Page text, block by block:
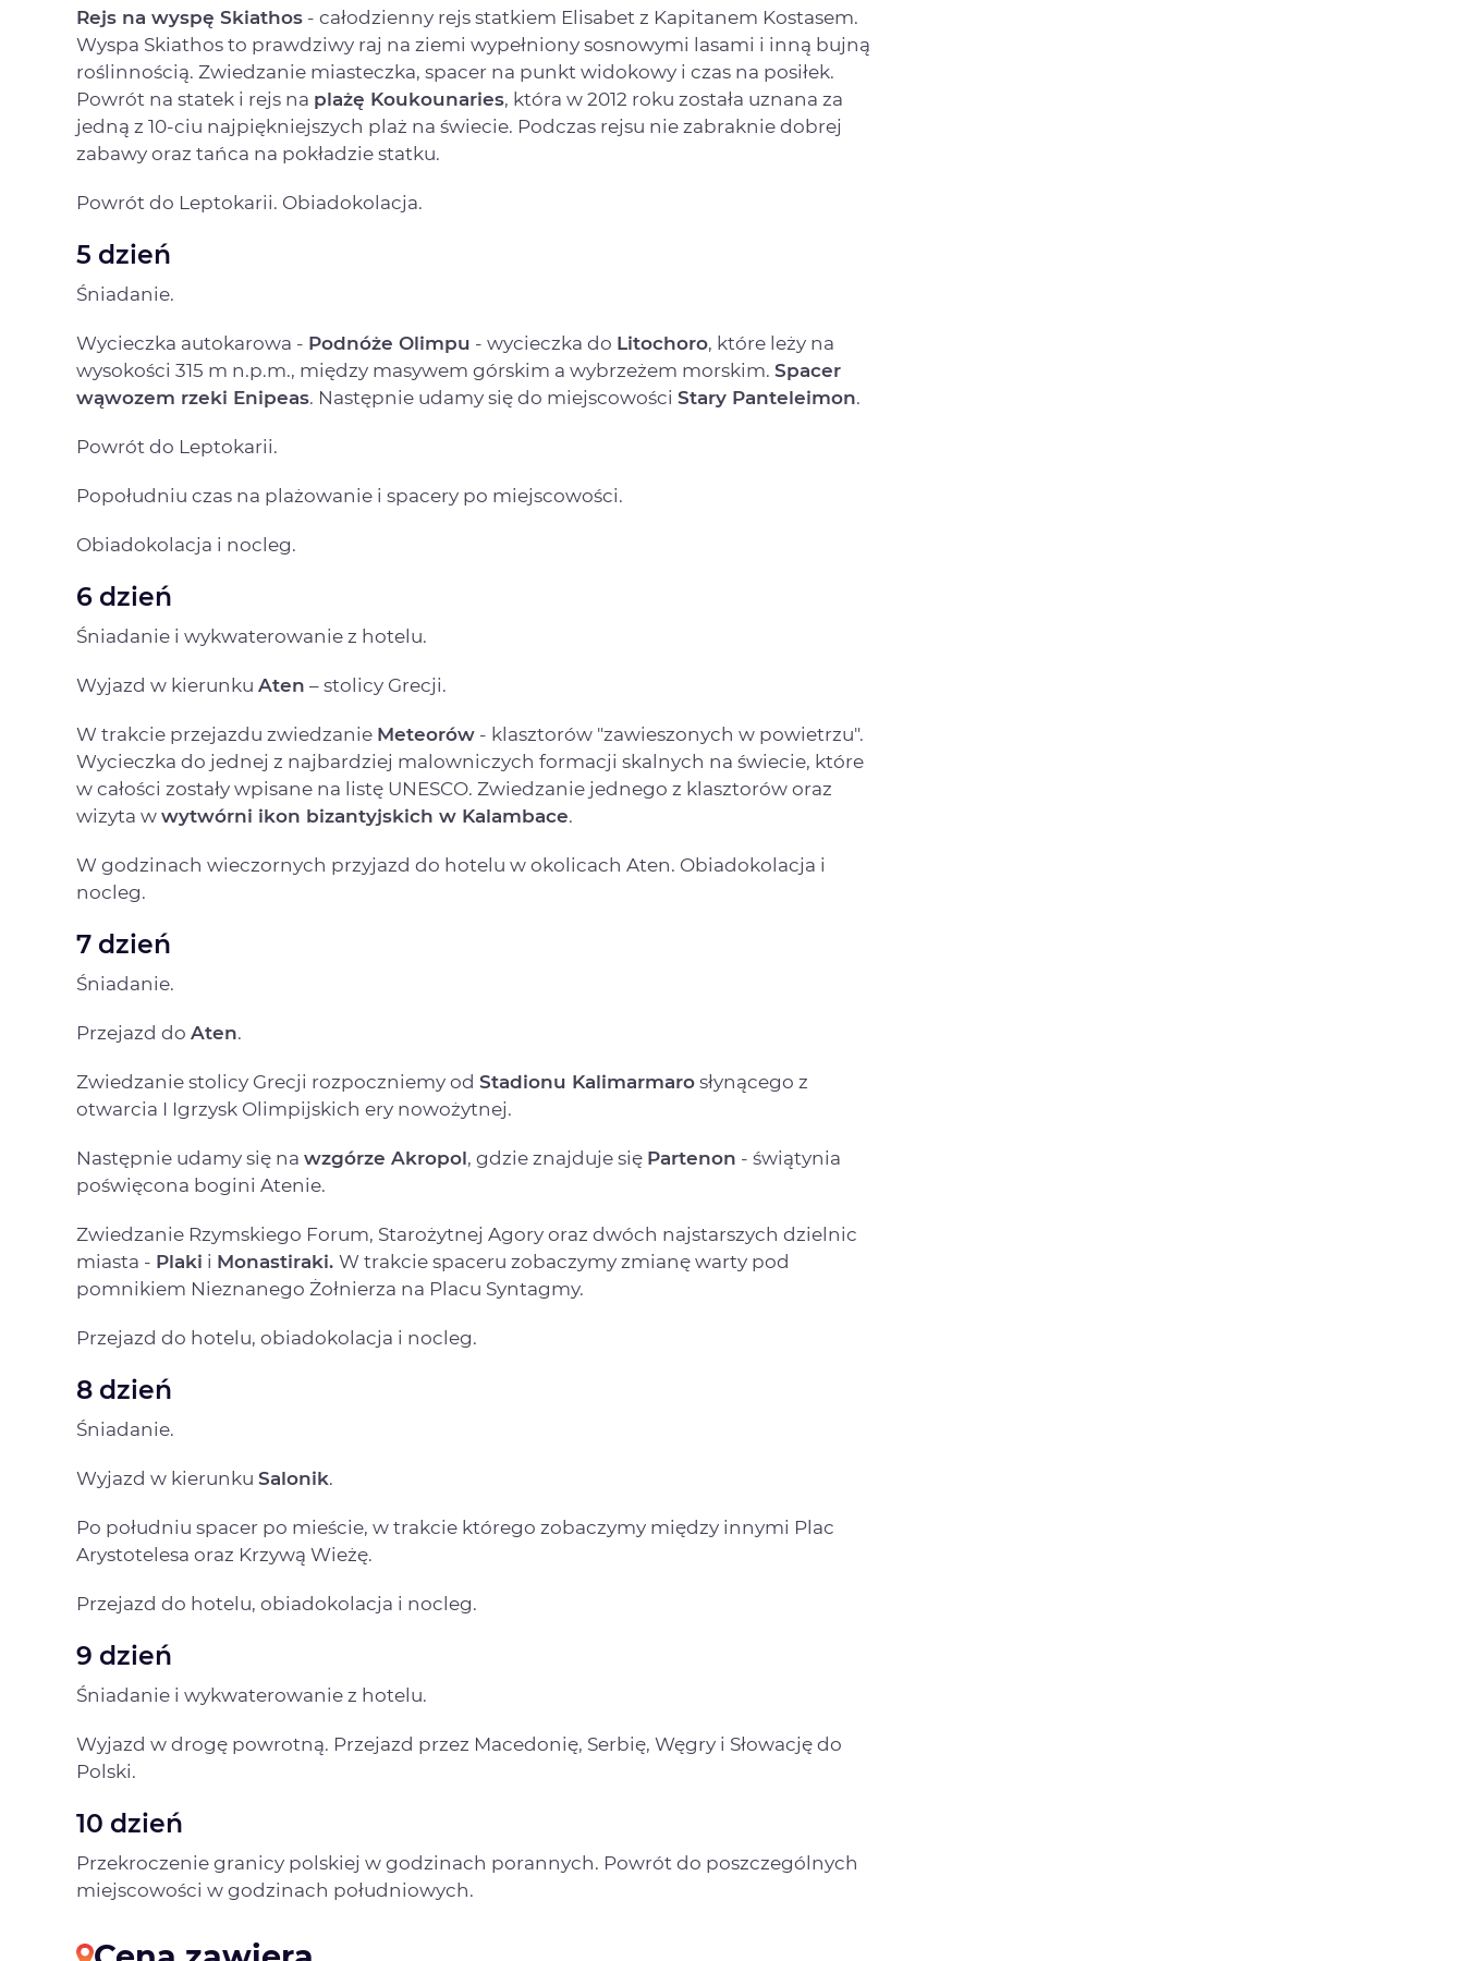
Rejs na wyspę Skiathos - całodzienny rejs statkiem Elisabet z Kapitanem Kostasem.
Wyspa Skiathos to prawdziwy raj na ziemi wypełniony sosnowymi lasami i inną bujną
roślinnością. Zwiedzanie miasteczka, spacer na punkt widokowy i czas na posiłek.
Powrót na statek i rejs na plażę Koukounaries, która w 2012 roku została uznana za
jedną z 10-ciu najpiękniejszych plaż na świecie. Podczas rejsu nie zabraknie dobrej
zabawy oraz tańca na pokładzie statku.
Powrót do Leptokarii. Obiadokolacja.
5 dzień
Śniadanie.
Wycieczka autokarowa - Podnóże Olimpu - wycieczka do Litochoro, które leży na
wysokości 315 m n.p.m., między masywem górskim a wybrzeżem morskim. Spacer
wąwozem rzeki Enipeas. Następnie udamy się do miejscowości Stary Panteleimon.
Powrót do Leptokarii.
Popołudniu czas na plażowanie i spacery po miejscowości.
Obiadokolacja i nocleg.
6 dzień
Śniadanie i wykwaterowanie z hotelu.
Wyjazd w kierunku Aten – stolicy Grecji.
W trakcie przejazdu zwiedzanie Meteorów - klasztorów "zawieszonych w powietrzu".
Wycieczka do jednej z najbardziej malowniczych formacji skalnych na świecie, które
w całości zostały wpisane na listę UNESCO. Zwiedzanie jednego z klasztorów oraz
wizyta w wytwórni ikon bizantyjskich w Kalambace.
W godzinach wieczornych przyjazd do hotelu w okolicach Aten. Obiadokolacja i
nocleg.
7 dzień
Śniadanie.
Przejazd do Aten.
Zwiedzanie stolicy Grecji rozpoczniemy od Stadionu Kalimarmaro słynącego z
otwarcia I Igrzysk Olimpijskich ery nowożytnej.
Następnie udamy się na wzgórze Akropol, gdzie znajduje się Partenon - świątynia
poświęcona bogini Atenie.
Zwiedzanie Rzymskiego Forum, Starożytnej Agory oraz dwóch najstarszych dzielnic
miasta - Plaki i Monastiraki. W trakcie spaceru zobaczymy zmianę warty pod
pomnikiem Nieznanego Żołnierza na Placu Syntagmy.
Przejazd do hotelu, obiadokolacja i nocleg.
8 dzień
Śniadanie.
Wyjazd w kierunku Salonik.
Po południu spacer po mieście, w trakcie którego zobaczymy między innymi Plac
Arystotelesa oraz Krzywą Wieżę.
Przejazd do hotelu, obiadokolacja i nocleg.
9 dzień
Śniadanie i wykwaterowanie z hotelu.
Wyjazd w drogę powrotną. Przejazd przez Macedonię, Serbię, Węgry i Słowację do
Polski.
10 dzień
Przekroczenie granicy polskiej w godzinach porannych. Powrót do poszczególnych
miejscowości w godzinach południowych.